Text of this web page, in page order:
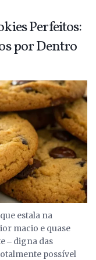
Perfeitos:
por Dentro
estala na
macio e quase
‒ digna das
possível